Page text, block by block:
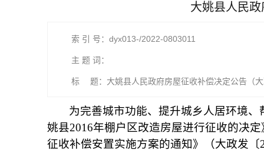
大姚县人民
索 引 号：dyx013-/2022-0803011
主 题 词：
标 题：大姚县人民政府房屋征收补偿决定公告（
为完善城市功能、提升城乡人居环境
姚县2016年棚户区改造房屋进行征收的决
征收补偿安置实施方案的通知》（大政发